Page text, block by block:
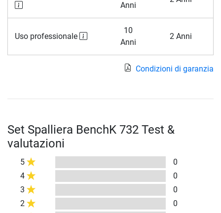
Anni
Uso professionale
10
Anni
2 Anni
Condizioni di garanzia
Set Spalliera BenchK 732 Test &
valutazioni
5
0
4
0
3
0
2
0